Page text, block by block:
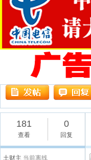
181
查看
0
回复
土财主 当前离线